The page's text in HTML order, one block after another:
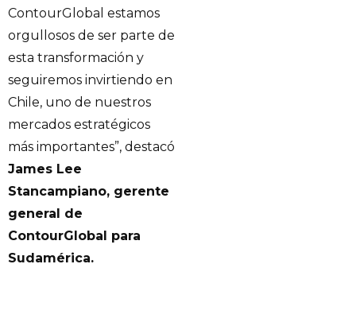
ContourGlobal estamos
orgullosos de ser parte de
esta transformación y
seguiremos invirtiendo en
Chile, uno de nuestros
mercados estratégicos
más importantes”, destacó
James Lee
Stancampiano, gerente
general de
ContourGlobal para
Sudamérica.